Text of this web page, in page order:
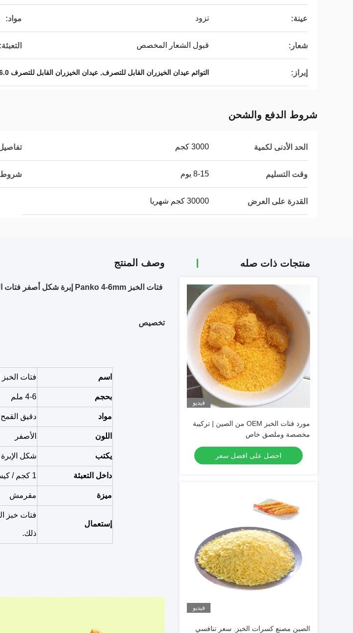
عينة: تزود مواد:
شعار: قبول الشعار المخصص التعبئة:
إبراز: التوائم عيدان الخيزران القابل للتصرف, عيدان الخيزران القابل للتصرف 6.0 مم
شروط الدفع والشحن
الحد الأدنى لكمية 3000 كجم
وقت التسليم 8-15 يوم شروط
القدرة على العرض 30000 كجم شهريا
منتجات ذات صله
فيديو
مورد فتات الخبز OEM من الصين | تركيبة
مخصصة وملصق خاص
احصل على افضل سعر
فيديو
الصين مصنع كسرات الخبز. سعر تنافسي
وصف المنتج
فتات الخبز Panko 4-6mm إبرة شكل أصفر فتات الخبز Panko
تخصيص
اسم فتات الخبز
بحجم 4-6 ملم
مواد دقيق القمح
اللون الأصفر
يكتب شكل الإبرة
داخل التعبئة 1 كجم / كيس أو 10 كجم / كيس
ميزة مقرمش
إستعمال
فتات خبز
ذلك.